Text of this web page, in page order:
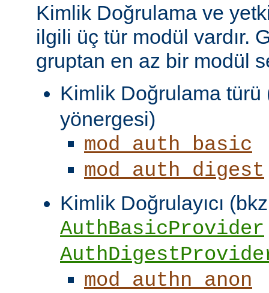
Kimlik Doğrulama ve
ilgili üç tür modül vardır.
gruptan en az bir modül
Kimlik Doğrulama
yönergesi)
mod_auth_basic
mod_auth_digest
Kimlik Doğrulayıcı
AuthBasicProvider
mod_authn_anon